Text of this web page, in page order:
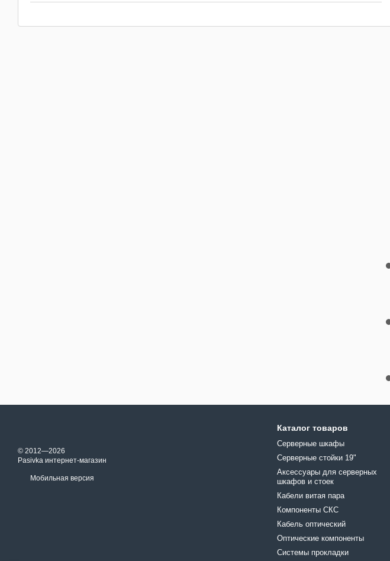
© 2012—2026
Pasivka интернет-магазин
Мобильная версия
Каталог товаров
Серверные шкафы
Серверные стойки 19"
Аксессуары для серверных
шкафов и стоек
Кабели витая пара
Компоненты СКС
Кабель оптический
Оптические компоненты
Системы прокладки